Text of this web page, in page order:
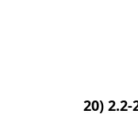
בוגרים א' - ילדימות בגילאי 2.2-2.8 (20